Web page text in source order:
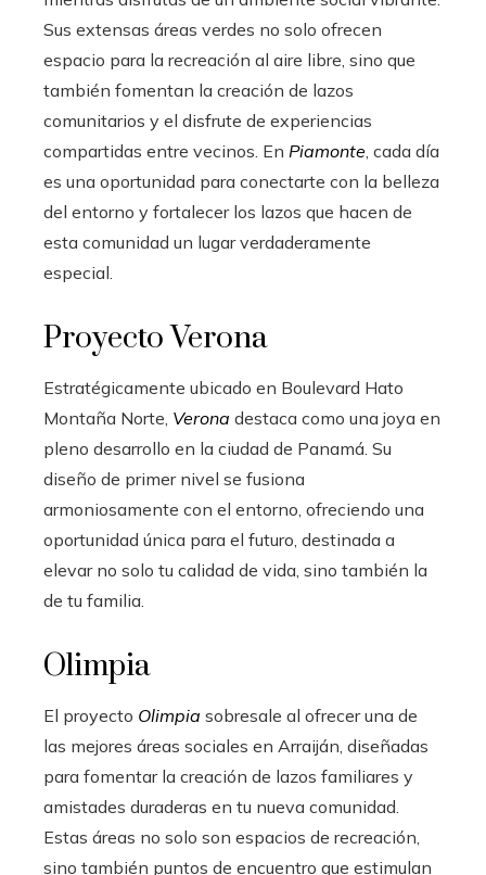
Sus extensas áreas verdes no solo ofrecen
espacio para la recreación al aire libre, sino que
también fomentan la creación de lazos
comunitarios y el disfrute de experiencias
compartidas entre vecinos. En Piamonte, cada día
es una oportunidad para conectarte con la belleza
del entorno y fortalecer los lazos que hacen de
esta comunidad un lugar verdaderamente
especial.
Proyecto Verona
Estratégicamente ubicado en Boulevard Hato
Montaña Norte, Verona destaca como una joya en
pleno desarrollo en la ciudad de Panamá. Su
diseño de primer nivel se fusiona
armoniosamente con el entorno, ofreciendo una
oportunidad única para el futuro, destinada a
elevar no solo tu calidad de vida, sino también la
de tu familia.
Olimpia
El proyecto Olimpia sobresale al ofrecer una de
las mejores áreas sociales en Arraiján, diseñadas
para fomentar la creación de lazos familiares y
amistades duraderas en tu nueva comunidad.
Estas áreas no solo son espacios de recreación,
sino también puntos de encuentro que estimulan